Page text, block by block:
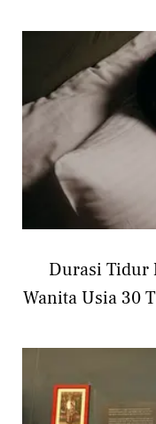
Durasi Tidur
Wanita Usia 30